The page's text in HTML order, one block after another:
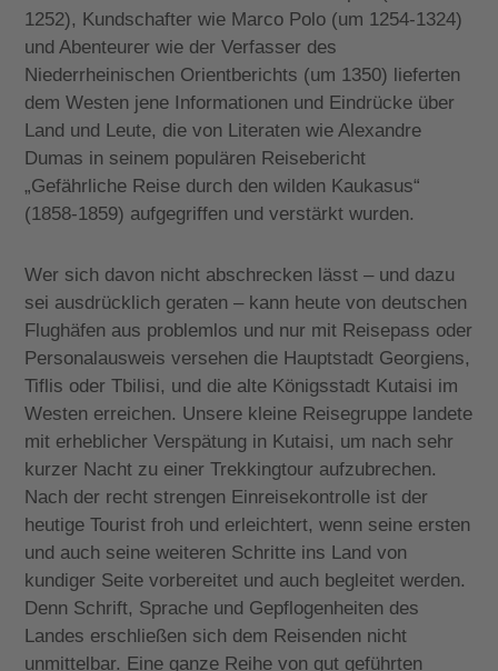
1252), Kundschafter wie Marco Polo (um 1254-1324)
und Abenteurer wie der Verfasser des
Niederrheinischen Orientberichts (um 1350) lieferten
dem Westen jene Informationen und Eindrücke über
Land und Leute, die von Literaten wie Alexandre
Dumas in seinem populären Reisebericht
„Gefährliche Reise durch den wilden Kaukasus“
(1858-1859) aufgegriffen und verstärkt wurden.
Wer sich davon nicht abschrecken lässt – und dazu
sei ausdrücklich geraten – kann heute von deutschen
Flughäfen aus problemlos und nur mit Reisepass oder
Personalausweis versehen die Hauptstadt Georgiens,
Tiflis oder Tbilisi, und die alte Königsstadt Kutaisi im
Westen erreichen. Unsere kleine Reisegruppe landete
mit erheblicher Verspätung in Kutaisi, um nach sehr
kurzer Nacht zu einer Trekkingtour aufzubrechen.
Nach der recht strengen Einreisekontrolle ist der
heutige Tourist froh und erleichtert, wenn seine ersten
und auch seine weiteren Schritte ins Land von
kundiger Seite vorbereitet und auch begleitet werden.
Denn Schrift, Sprache und Gepflogenheiten des
Landes erschließen sich dem Reisenden nicht
unmittelbar. Eine ganze Reihe von gut geführten